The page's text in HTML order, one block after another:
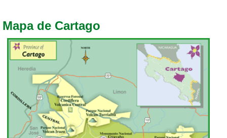
Mapa de Cartago